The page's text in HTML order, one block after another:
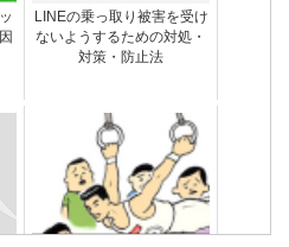
通知設定ONなのに…LINE
の通知がこない不具合の原
LINEの乗っ取り被害を受け
ないようするための対処・
対策・防止法